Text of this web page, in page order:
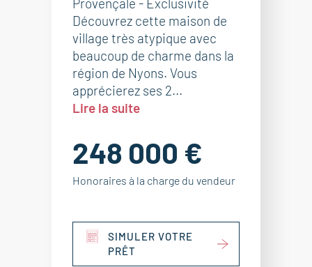
Découvrez cette maison de
village très atypique avec
beaucoup de charme dans la
région de Nyons. Vous
apprécierez ses 2...
Lire la suite
248 000 €
Honoraires à la charge du vendeur
SIMULER VOTRE
PRÊT